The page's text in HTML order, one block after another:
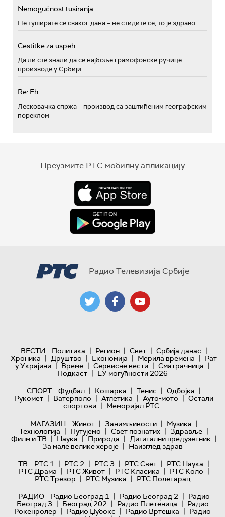
Nemogućnost tusiranja
Не туширате се сваког дана – не стидите се, то је здраво
Cestitke za uspeh
Да ли сте знали да се најбоље грамофонске ручице
производе у Србији
Re: Eh...
Лесковачка спржа – производ са заштићеним географским
пореклом
Преузмите РТС мобилну апликацију
Радио Телевизија Србије
ВЕСТИ Политика | Регион | Свет | Србија данас |
Хроника | Друштво | Економија | Мерила времена | Рат
у Украјини | Време | Сервисне вести | Сматрачница |
Подкаст | ЕУ могућности 2026
СПОРТ
Фудбал | Кошарка | Тенис | Одбојка |
Рукомет | Ватерполо | Атлетика | Ауто-мото | Остали
спортови | Меморијал РТС
МАГАЗИН
Живот | Занимљивости | Музика |
Технологијa | Путујемо | Свет познатих | Здравље |
Филм и ТВ | Наука | Природа | Дигитални предузетник |
За мале велике хероје | Наизглед здрав
ТВ
РТС 1 | РТС 2 | РТС 3 | РТС Свет | РТС Наука |
РТС Драма | РТС Живот | РТС Класика | РТС Коло |
РТС Трезор | РТС Музика | РТС Полетарац
РАДИО
Радио Београд 1 | Радио Београд 2 | Радио
Београд 3 | Београд 202 | Радио Плетеница | Радио
Рокенролер | Радио Џубокс | Радио Вртешка | Радио